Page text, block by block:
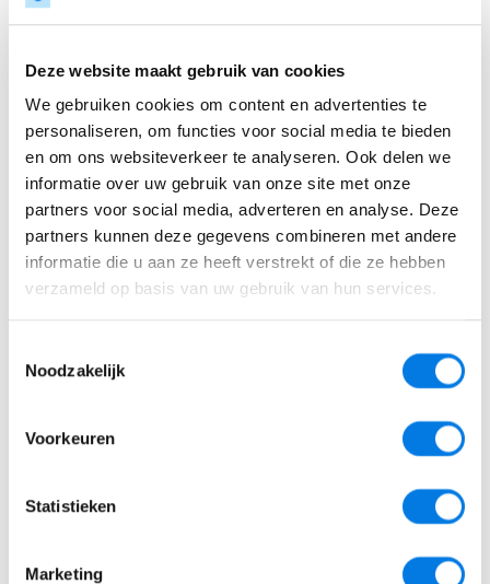
Deze website maakt gebruik van cookies
We gebruiken cookies om content en advertenties te
personaliseren, om functies voor social media te bieden
en om ons websiteverkeer te analyseren. Ook delen we
informatie over uw gebruik van onze site met onze
partners voor social media, adverteren en analyse. Deze
partners kunnen deze gegevens combineren met andere
informatie die u aan ze heeft verstrekt of die ze hebben
verzameld op basis van uw gebruik van hun services.
Noodzakelijk
Voorkeuren
Statistieken
Marketing
Telefoonnummer
Soort doorverwijzing
Netwerkpleegzorg
Vragen of behoefte
zijn dagelijks telefonisch bereikbaar.